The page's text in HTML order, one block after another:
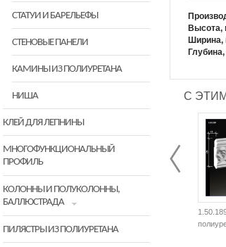
СТАТУИ И БАРЕЛЬЕФЫ
СТЕНОВЫЕ ПАНЕЛИ
КАМИНЫ ИЗ ПОЛИУРЕТАНА
НИША
КЛЕЙ ДЛЯ ЛЕПНИНЫ
МНОГОФУНКЦИОНАЛЬНЫЙ
ПРОФИЛЬ
КОЛОННЫ И ПОЛУКОЛОННЫ,
БАЛЛЮСТРАДА
ПИЛЯСТРЫ ИЗ ПОЛИУРЕТАНА
Высота,
Ширина,
С